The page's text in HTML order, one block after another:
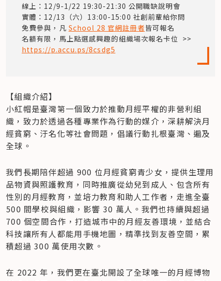
線上：12/9-1/22 19:30-21:30 公開職缺說明會
實體：12/13（六）13:00-15:00 社創前輩給你問
免費參與，凡 School 28 官網註冊者皆可報名
https://p.accu.ps/8csdg5
【組織介紹】
小紅帽是臺灣第一個致力於推動月經平權的非營利組
織，致力於透過各種專業作為行動的媒介，深耕解決月
經貧窮、汙名化等社會問題，倡議行動扎根臺灣、遍及
全球。
我們長期陪伴超過 900 位月經貧窮青少女，提供生理用
品物資與照護教育，同時推廣從幼兒到成人、包含所有
性別的月經教育，並培力教育和助人工作者，走進全臺
500 間學校與組織，影響 30 萬人。我們也持續與超過
700 個空間合作，打造城市中的月經友善環境，並結合
科技讓所有人都能用手機地圖，精準找到友善空間，累
積超過 300 萬使用次數。
在 2022 年，我們更在臺北開設了全球唯一的月經博物